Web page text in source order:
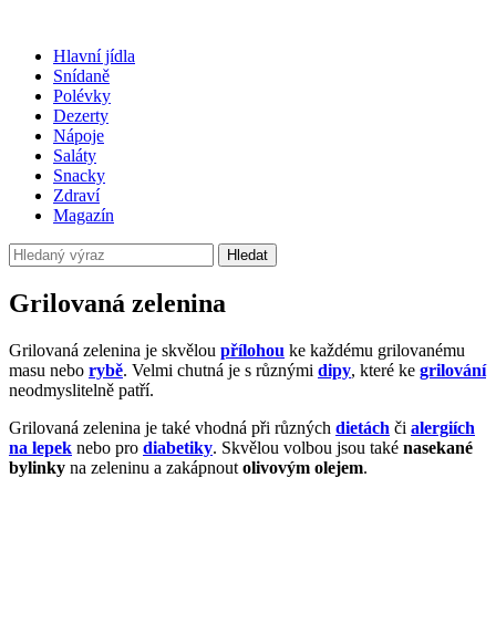
Hlavní jídla
Snídaně
Polévky
Dezerty
Nápoje
Saláty
Snacky
Zdraví
Magazín
Hledat
Grilovaná zelenina
Grilovaná zelenina je skvělou přílohou ke každému grilovanému
masu nebo rybě. Velmi chutná je s různými dipy, které ke grilování
neodmyslitelně patří.
Grilovaná zelenina je také vhodná při různých dietách či alergiích
na lepek nebo pro diabetiky. Skvělou volbou jsou také nasekané
bylinky na zeleninu a zakápnout olivovým olejem.